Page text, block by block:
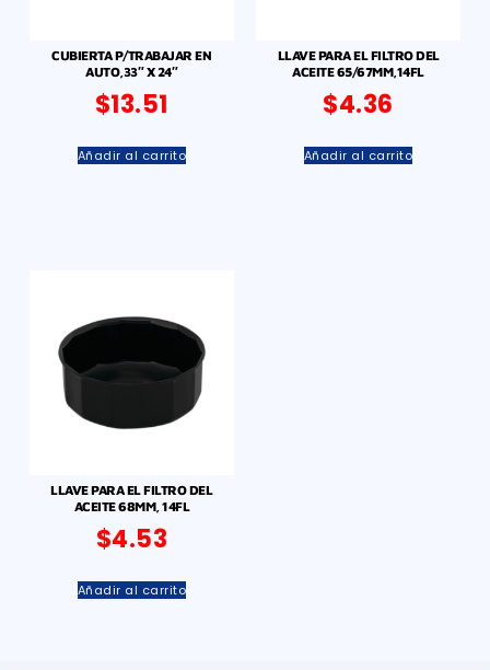
CUBIERTA P/TRABAJAR EN
AUTO,33″ X 24″
$13.51
Añadir al carrito
LLAVE PARA EL FILTRO DEL
ACEITE 65/67MM,14FL
$4.36
Añadir al carrito
LLAVE PARA EL FILTRO DEL
ACEITE 68MM, 14FL
$4.53
Añadir al carrito